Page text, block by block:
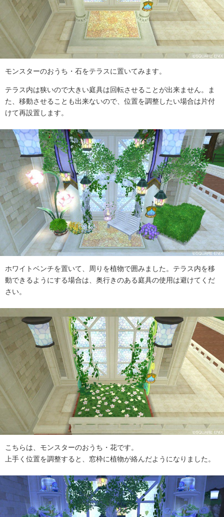
モンスターのおうち・石をテラスに置いてみます。
テラス内は狭いので大きい庭具は回転させることが出来ません。ま
た、移動させることも出来ないので、位置を調整したい場合は片付
けて再設置します。
ホワイトベンチを置いて、周りを植物で囲みました。テラス内を移
動できるようにする場合は、奥行きのある庭具の使用は避けてくだ
さい。
こちらは、モンスターのおうち・花です。
上手く位置を調整すると、窓枠に植物が絡んだようになりました。